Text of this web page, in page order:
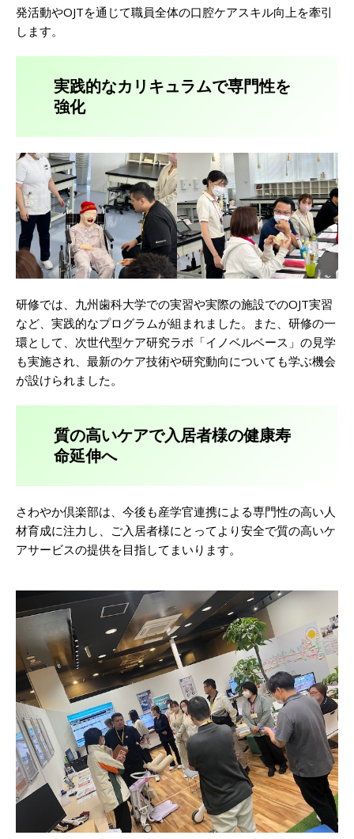
発活動やOJTを通じて職員全体の口腔ケアスキル向上を牽引
します。
実践的なカリキュラムで専門性を
強化
研修では、九州歯科大学での実習や実際の施設でのOJT実習
など、実践的なプログラムが組まれました。また、研修の一
環として、次世代型ケア研究ラボ「イノベルベース」の見学
も実施され、最新のケア技術や研究動向についても学ぶ機会
が設けられました。
質の高いケアで入居者様の健康寿
命延伸へ
さわやか倶楽部は、今後も産学官連携による専門性の高い人
材育成に注力し、ご入居者様にとってより安全で質の高いケ
アサービスの提供を目指してまいります。